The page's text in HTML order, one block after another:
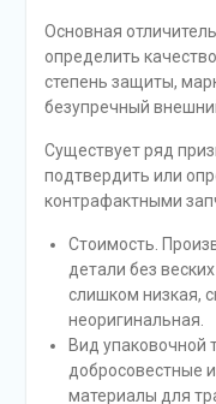
Основная
определить
степень защиты,
безупречный
Существует ряд
подтвердить или
контрафактными
Стоимость.
детали без
слишком низкая,
неоригинальная.
Вид упаковочной
добросовестные
материалы для